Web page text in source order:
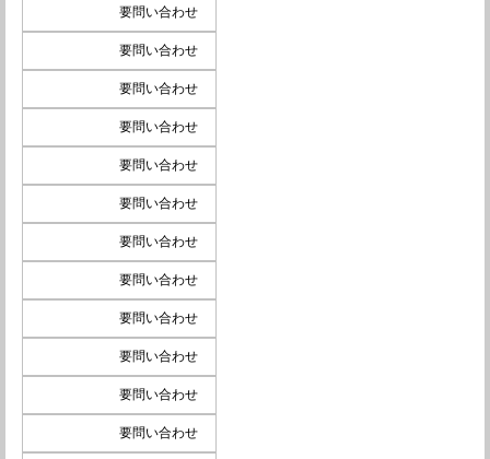
要問い合わせ
要問い合わせ
要問い合わせ
要問い合わせ
要問い合わせ
要問い合わせ
要問い合わせ
要問い合わせ
要問い合わせ
要問い合わせ
要問い合わせ
要問い合わせ